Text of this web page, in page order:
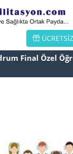
Final Özel